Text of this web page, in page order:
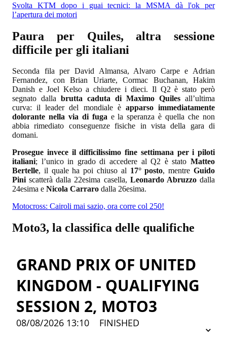
Svolta KTM dopo i guai tecnici: la MSMA dà l'ok per
l’apertura dei motori
Paura per Quiles, altra sessione
difficile per gli italiani
Seconda fila per David Almansa, Alvaro Carpe e Adrian
Fernandez, con Brian Uriarte, Cormac Buchanan, Hakim
Danish e Joel Kelso a chiudere i dieci. Il Q2 è stato però
segnato dalla brutta caduta di Maximo Quiles all’ultima
curva: il leader del mondiale è apparso immediatamente
dolorante nella via di fugae la speranza è quella che non
abbia rimediato conseguenze fisiche in vista della gara di
domani.
Prosegue invece il difficilissimo fine settimana per i piloti
italiani; l’unico in grado di accedere al Q2 è stato Matteo
Bertelle, il quale ha poi chiuso al 17° posto, mentreGuido
Piniscatterà dalla 22esima casella, Leonardo Abruzzodalla
24esima e Nicola Carraro dalla 26esima.
Motocross: Cairoli mai sazio, ora corre col 250!
Moto3, la classifica delle qualifiche